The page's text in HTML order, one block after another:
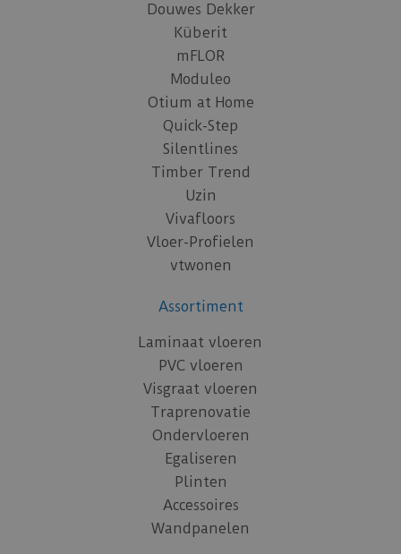
Douwes Dekker
Küberit
mFLOR
Moduleo
Otium at Home
Quick-Step
Silentlines
Timber Trend
Uzin
Vivafloors
Vloer-Profielen
vtwonen
Assortiment
Laminaat vloeren
PVC vloeren
Visgraat vloeren
Traprenovatie
Ondervloeren
Egaliseren
Plinten
Accessoires
Wandpanelen